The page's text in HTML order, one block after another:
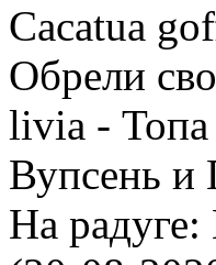
Cacatua
Обрели
livia -
Вупсень и
На